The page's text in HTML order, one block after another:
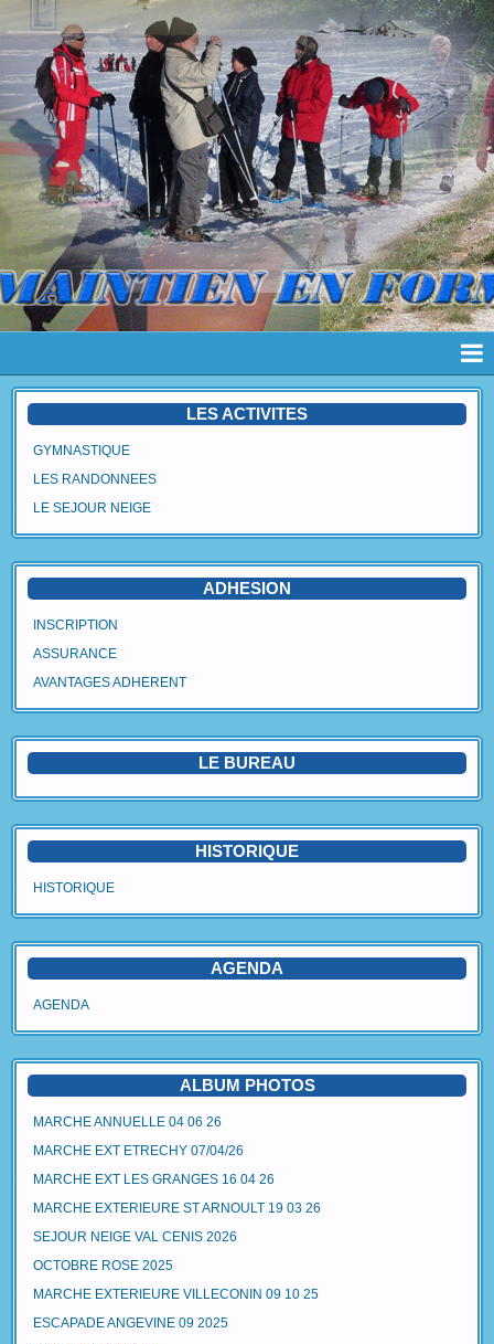
Page d'accueil
Album
Avantages Adhérent
Contact
Blog
LES ACTIVITES
GYMNASTIQUE
LES RANDONNEES
LE SEJOUR NEIGE
ADHESION
INSCRIPTION
ASSURANCE
AVANTAGES ADHERENT
LE BUREAU
HISTORIQUE
HISTORIQUE
AGENDA
AGENDA
ALBUM PHOTOS
MARCHE ANNUELLE 04 06 26
MARCHE EXT ETRECHY 07/04/26
MARCHE EXT LES GRANGES 16 04 26
MARCHE EXTERIEURE ST ARNOULT 19 03 26
SEJOUR NEIGE VAL CENIS 2026
OCTOBRE ROSE 2025
MARCHE EXTERIEURE VILLECONIN 09 10 25
ESCAPADE ANGEVINE 09 2025